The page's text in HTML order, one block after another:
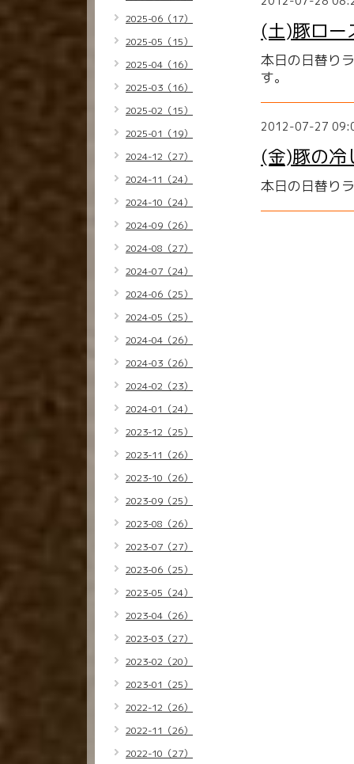
(土)豚ロー
本日の日替り
す。
2012-07-27
(金)豚の冷
本日の日替り
2025-06（17）
2025-05（15）
2025-04（16）
2025-03（16）
2025-02（15）
2025-01（19）
2024-12（27）
2024-11（24）
2024-10（24）
2024-09（26）
2024-08（27）
2024-07（24）
2024-06（25）
2024-05（25）
2024-04（26）
2024-03（26）
2024-02（23）
2024-01（24）
2023-12（25）
2023-11（26）
2023-10（26）
2023-09（25）
2023-08（26）
2023-07（27）
2023-06（25）
2023-05（24）
2023-04（26）
2023-03（27）
2023-02（20）
2023-01（25）
2022-12（26）
2022-11（26）
2022-10（27）